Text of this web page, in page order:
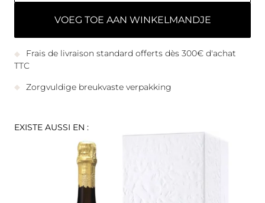
VOEG TOE AAN WINKELMANDJE
Frais de livraison standard offerts dès 300€ d'achat
TTC
Zorgvuldige breukvaste verpakking
EXISTE AUSSI EN :